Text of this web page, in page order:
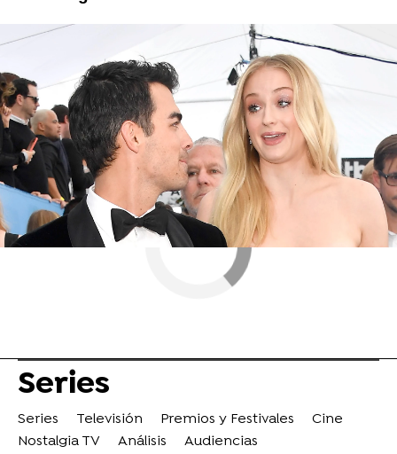
Joe Jonas
ObjetivoTV » Series
Series
Series Televisión Premios y Festivales
Cine
Nostalgia TV
Análisis Audiencias